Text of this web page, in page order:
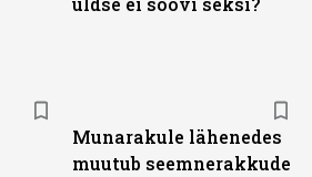
Munarakule lähenedes
muutub seemnerakkude